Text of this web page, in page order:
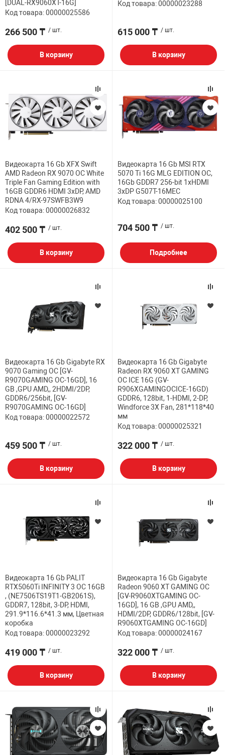
[DUAL-RX9060XT-16G]
Код товара: 00000025586
266 500 ₸ / шт.
В корзину
Код товара: 00000023288
615 000 ₸ / шт.
В корзину
Видеокарта 16 Gb XFX Swift
AMD Radeon RX 9070 OC White
Triple Fan Gaming Edition with
16GB GDDR6 HDMI 3xDP, AMD
RDNA 4/RX-97SWFB3W9
Код товара: 00000026832
402 500 ₸ / шт.
В корзину
Видеокарта 16 Gb MSI RTX
5070 Ti 16G MLG EDITION OC,
16Gb GDDR7 256-bit 1xHDMI
3xDP G507T-16MEC
Код товара: 00000025100
704 500 ₸ / шт.
Подробнее
Видеокарта 16 Gb Gigabyte RX
9070 Gaming OC [GV-
R9070GAMING OC-16GD], 16
GB ,GPU AMD,, 2HDMI/2DP,
GDDR6/256bit, [GV-
R9070GAMING OC-16GD]
Код товара: 00000022572
459 500 ₸ / шт.
В корзину
Видеокарта 16 Gb Gigabyte
Radeon RX 9060 XT GAMING
OC ICE 16G (GV-
R906XGAMINGOCICE-16GD)
GDDR6, 128bit, 1-HDMI, 2-DP,
Windforce 3X Fan, 281*118*40
мм
Код товара: 00000025321
322 000 ₸ / шт.
В корзину
Видеокарта 16 Gb PALIT
RTX5060Ti INFINITY 3 OC 16GB
, (NE7506TS19T1-GB2061S),
GDDR7, 128bit, 3-DP, HDMI,
291.9*116.6*41.3 мм, Цветная
коробка
Код товара: 00000023292
419 000 ₸ / шт.
В корзину
Видеокарта 16 Gb Gigabyte
Radeon 9060 XT GAMING OC
[GV-R9060XTGAMING OC-
16GD], 16 GB ,GPU AMD,,
HDMI/2DP, GDDR6/128bit, [GV-
R9060XTGAMING OC-16GD]
Код товара: 00000024167
322 000 ₸ / шт.
В корзину